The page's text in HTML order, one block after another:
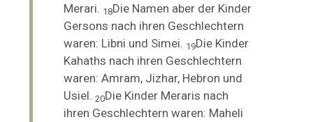
Merari. 18Die Namen aber der Kinder
Gersons nach ihren Geschlechtern
waren: Libni und Simei. 19Die Kinder
Kahaths nach ihren Geschlechtern
waren: Amram, Jizhar, Hebron und
Usiel.20Die Kinder Meraris nach
ihren Geschlechtern waren: Maheli